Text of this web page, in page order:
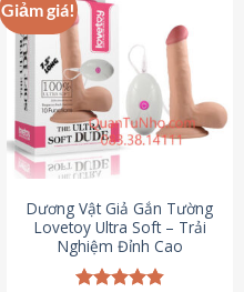
Giảm giá!
Dương Vật Giả Gắn Tường
Lovetoy Ultra Soft – Trải
Nghiệm Đỉnh Cao